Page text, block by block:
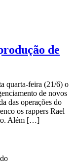
de
quarta-feira (21/6) o
de novos
das operações do
os rappers Rael
Além […]